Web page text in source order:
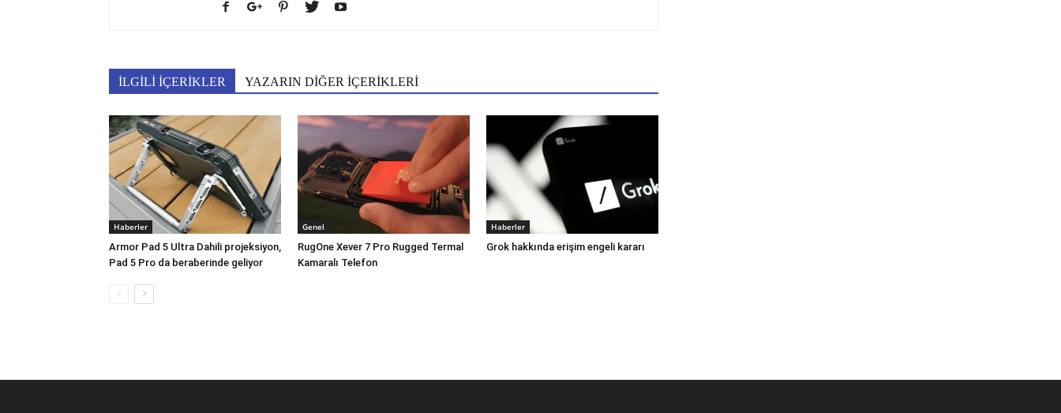
İLGİLİ İÇERİKLER YAZARIN DİĞER İÇERİKLERİ
Haberler
Armor Pad 5 Ultra Dahili projeksiyon,
Pad 5 Pro da beraberinde geliyor
Genel
RugOne Xever 7 Pro Rugged Termal
Kamaralı Telefon
Haberler
Grok hakkında erişim engeli kararı